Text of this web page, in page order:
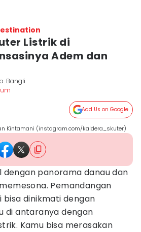
Listrik di
Adem dan
Bangli
Add Us on Google
Kintamani (instagram.com/kaldera_skuter)
panorama danau dan
Pemandangan
bisa dinikmati dengan
di antaranya dengan
Kamu bisa merasakan